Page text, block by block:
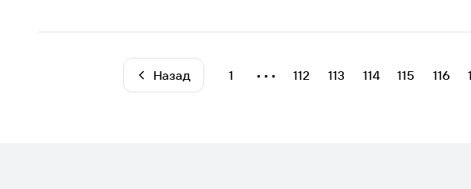
Назад 1 ⋯ 112 113 114 115 116